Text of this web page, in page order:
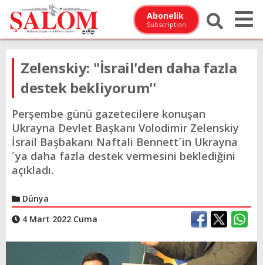
Abonelik
Subscription
Zelenskiy: ''İsrail'den daha fazla
destek bekliyorum''
Perşembe günü gazetecilere konuşan
Ukrayna Devlet Başkanı Volodimir Zelenskiy
İsrail Başbakanı Naftali Bennett´in Ukrayna
´ya daha fazla destek vermesini beklediğini
açıkladı.
Dünya
4 Mart 2022 Cuma